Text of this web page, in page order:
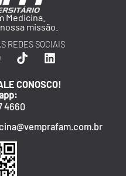
Medicina.
missão.
REDES SOCIAIS
CONOSCO!
4660